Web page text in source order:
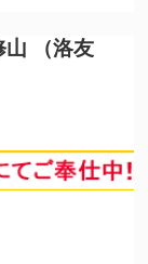
（洛友